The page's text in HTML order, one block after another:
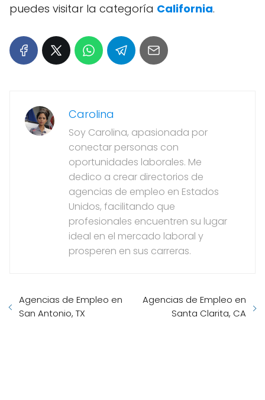
puedes visitar la categoría California.
Carolina
Soy Carolina, apasionada por
conectar personas con
oportunidades laborales. Me
dedico a crear directorios de
agencias de empleo en Estados
Unidos, facilitando que
profesionales encuentren su lugar
ideal en el mercado laboral y
prosperen en sus carreras.
Agencias de Empleo en
San Antonio, TX
Agencias de Empleo en
Santa Clarita, CA